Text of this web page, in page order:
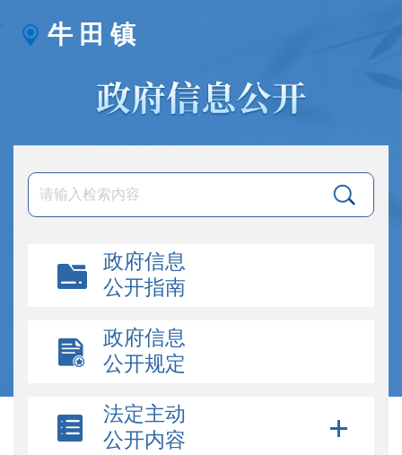
牛 田 镇
政府信息
公开指南
政府信息
公开规定
法定主动
公开内容